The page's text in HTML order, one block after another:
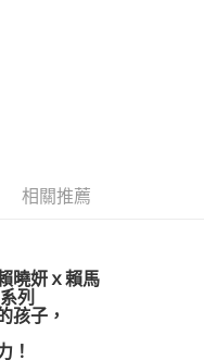
相關推薦
曉妍ｘ賴馬
列
孩子，
！